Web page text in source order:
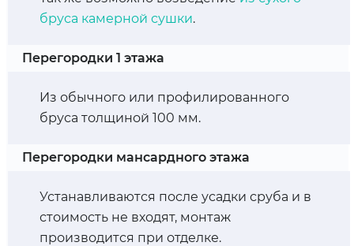
бруса камерной сушки.
Перегородки 1 этажа
Из обычного или профилированного
бруса толщиной 100 мм.
Перегородки мансардного этажа
Устанавливаются после усадки сруба и в
стоимость не входят, монтаж
производится при отделке.